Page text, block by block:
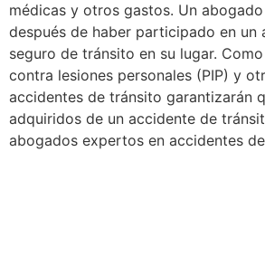
médicas y otros gastos. Un
después de haber participado en
seguro de tránsito en su lugar.
contra lesiones personales (PIP) y
accidentes de tránsito garantizarán
adquiridos de un accidente de
abogados expertos en accidentes